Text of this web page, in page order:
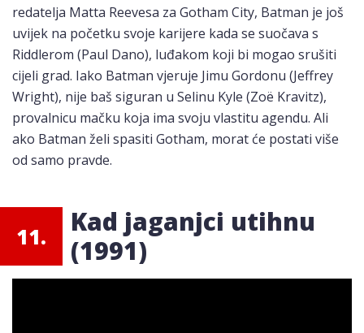
redatelja Matta Reevesa za Gotham City, Batman je još
uvijek na početku svoje karijere kada se suočava s
Riddlerom (Paul Dano), luđakom koji bi mogao srušiti
cijeli grad. Iako Batman vjeruje Jimu Gordonu (Jeffrey
Wright), nije baš siguran u Selinu Kyle (Zoë Kravitz),
provalnicu mačku koja ima svoju vlastitu agendu. Ali
ako Batman želi spasiti Gotham, morat će postati više
od samo pravde.
11.
Kad jaganjci utihnu
(1991)